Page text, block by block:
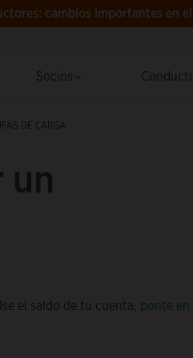
cambios importantes en
Socios
DE CARGA
un
el saldo de tu cuenta, ponte en